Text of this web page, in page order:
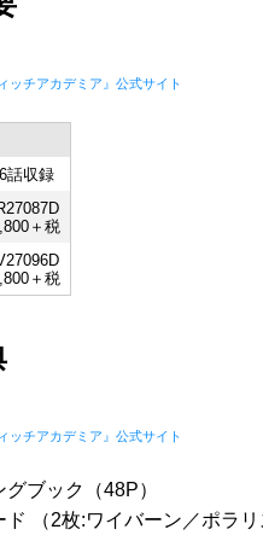
ッチアカデミア』公式サイト
話収録
＋税
＋税
ッチアカデミア』公式サイト
ブック（48P）
（2枚:ワイバーン／ポラリ